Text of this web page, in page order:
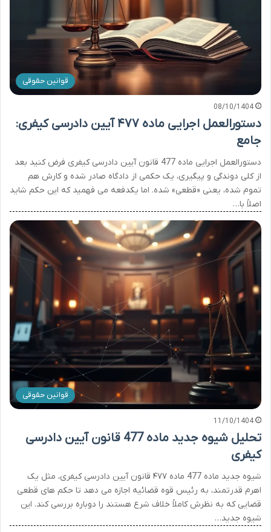
قوانین حقوقی
08/10/1404
دستورالعمل اجرایی ماده ۴۷۷ آیین دادرسی کیفری:
جامع
دستورالعمل اجرایی ماده 477 قانون آیین دادرسی کیفری فرض کنید بعد
از کلی دوندگی و پیگیری، یک حکمی از دادگاه صادر شده و کارش هم
تموم شده، یعنی «قطعی» شده. اما یکدفعه می فهمید که این حکم شاید
اصلاً با…
قوانین حقوقی
11/10/1404
تحلیل شیوه جدید ماده 477 قانون آیین دادرسی
کیفری
شیوه جدید ماده 477 ماده ۴۷۷ قانون آیین دادرسی کیفری، مثل یک
اهرم قدرتمند، به رئیس قوه قضائیه اجازه می دهد تا حکم های قطعی
قضایی که به نظرش کاملاً خلاف شرع هستند را دوباره بررسی کند. این
شیوه جدید…